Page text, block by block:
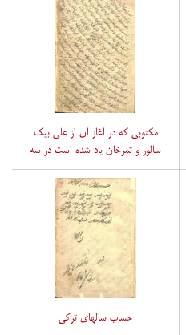
مکتوبی که در آغاز آن از علی بیک‌
سالور و ثمرخان یاد شده است در سه
صفحه از روزگار صفوی که در آن
عبارت شاه بابا دیده می شود.
حساب سالهای ترکی